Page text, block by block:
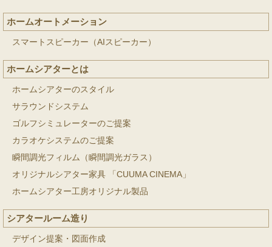
ホームオートメーション
スマートスピーカー（AIスピーカー）
ホームシアターとは
ホームシアターのスタイル
サラウンドシステム
ゴルフシミュレーターのご提案
カラオケシステムのご提案
瞬間調光フィルム（瞬間調光ガラス）
オリジナルシアター家具 「CUUMA CINEMA」
ホームシアター工房オリジナル製品
シアタールーム造り
デザイン提案・図面作成